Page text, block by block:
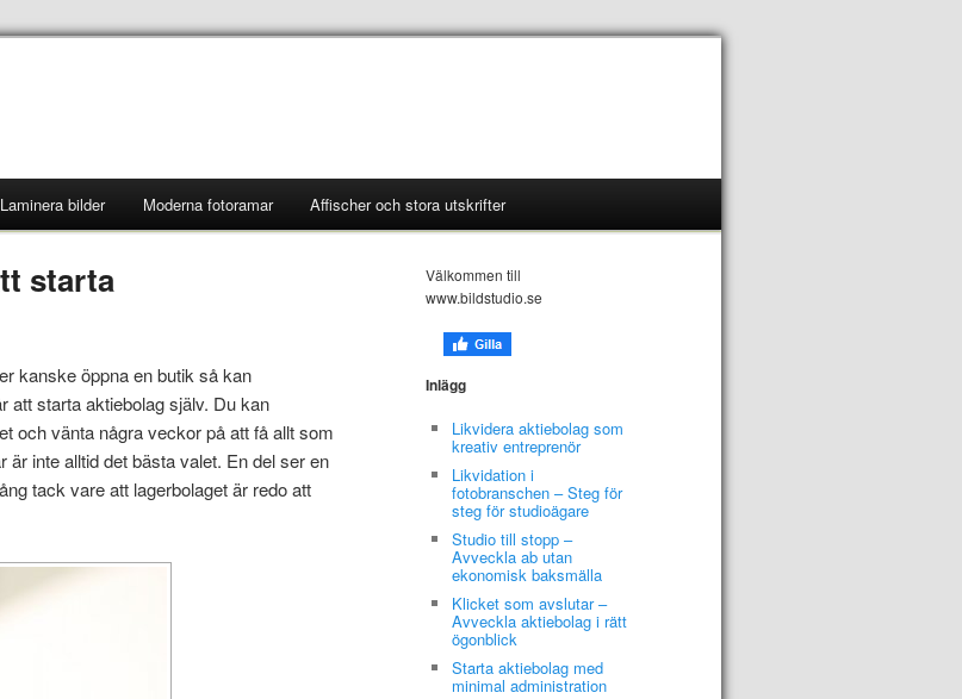
Laminera bilder Moderna fotoramar Affischer och stora utskrifter
starta
kanske öppna en butik så kan
att starta aktiebolag själv. Du kan
och vänta några veckor på att få allt som
inte alltid det bästa valet. En del ser en
tack vare att lagerbolaget är redo att
Välkommen till
www.bildstudio.se
Inlägg
Likvidera aktiebolag som
kreativ entreprenör
Likvidation i
fotobranschen – Steg för
steg för studioägare
Studio till stopp –
Avveckla ab utan
ekonomisk baksmälla
Klicket som avslutar –
Avveckla aktiebolag i rätt
ögonblick
Starta aktiebolag med
minimal administration